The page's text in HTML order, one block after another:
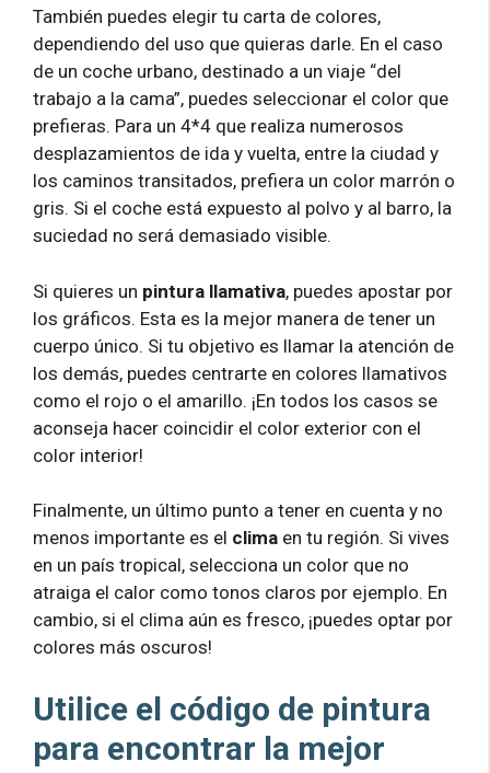
También puedes elegir tu carta de colores,
dependiendo del uso que quieras darle. En el caso
de un coche urbano, destinado a un viaje “del
trabajo a la cama”, puedes seleccionar el color que
prefieras. Para un 4*4 que realiza numerosos
desplazamientos de ida y vuelta, entre la ciudad y
los caminos transitados, prefiera un color marrón o
gris. Si el coche está expuesto al polvo y al barro, la
suciedad no será demasiado visible.
Si quieres un pintura llamativa, puedes apostar por
los gráficos. Esta es la mejor manera de tener un
cuerpo único. Si tu objetivo es llamar la atención de
los demás, puedes centrarte en colores llamativos
como el rojo o el amarillo. ¡En todos los casos se
aconseja hacer coincidir el color exterior con el
color interior!
Finalmente, un último punto a tener en cuenta y no
menos importante es el clima en tu región. Si vives
en un país tropical, selecciona un color que no
atraiga el calor como tonos claros por ejemplo. En
cambio, si el clima aún es fresco, ¡puedes optar por
colores más oscuros!
Utilice el código de pintura
para encontrar la mejor